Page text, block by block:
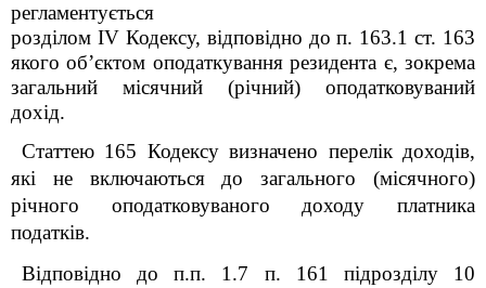
регламентується
розділом IVКодексу, відповідно до п. 163.1 ст. 163
якого об’єктом оподаткування резидента є, зокрема
загальний місячний (річний) оподатковуваний
дохід.
Статтею 165 Кодексу визначено перелік доходів,
які не включаються до загального (місячного)
річного оподатковуваного доходу платника
податків.
Відповідно до п.п. 1.7 п. 161
підрозділу 10